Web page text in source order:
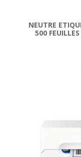
NEUTRE
500